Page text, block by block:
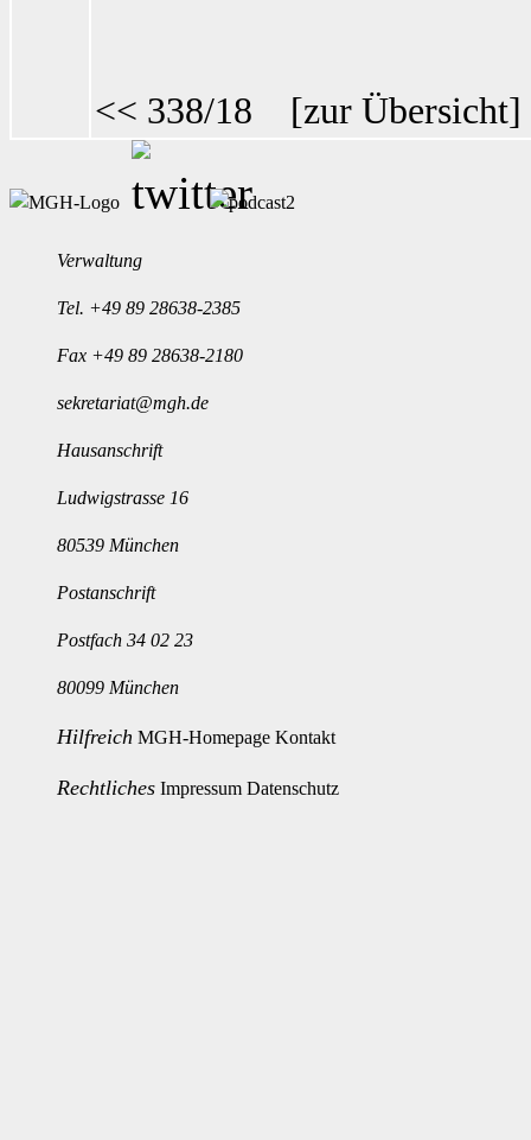
<< 338/18 [zur Übersicht
Verwaltung
Tel. +49 89 28638-2385
Fax +49 89 28638-2180
sekretariat@mgh.de
Hausanschrift
Ludwigstrasse 16
80539 München
Postanschrift
Postfach 34 02 23
80099 München
Hilfreich MGH-Homepage Kontakt
Rechtliches Impressum Datenschutz